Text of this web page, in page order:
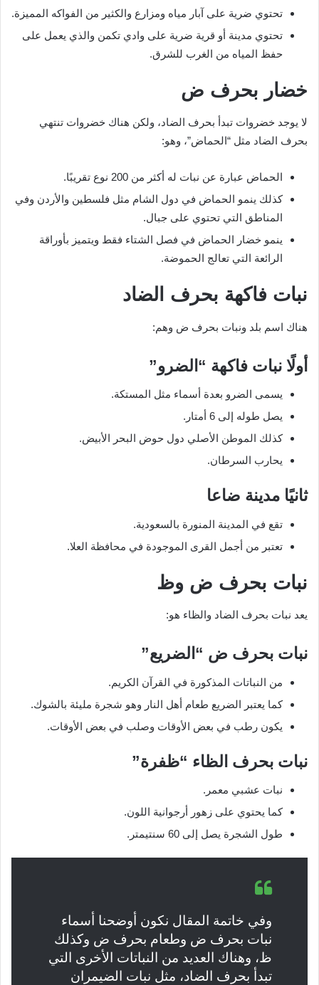
تحتوي ضرية على آبار مياه ومزارع والكثير من الفواكه المميزة.
تحتوي مدينة أو قرية ضرية على وادي تكمن والذي يعمل على
حفظ المياه من الغرب للشرق.
خضار بحرف ض
لا يوجد خضروات تبدأ بحرف الضاد، ولكن هناك خضروات تنتهي
بحرف الضاد مثل “الحماض”، وهو:
الحماض عبارة عن نبات له أكثر من 200 نوع تقريبًا.
كذلك ينمو الحماض في دول الشام مثل فلسطين والأردن وفي
المناطق التي تحتوي على جبال.
ينمو خضار الحماض في فصل الشتاء فقط ويتميز بأوراقة
الرائعة التي تعالج الحموضة.
نبات فاكهة بحرف الضاد
هناك اسم بلد ونبات بحرف ض وهم:
أولًا نبات فاكهة “الضرو”
يسمى الضرو بعدة أسماء مثل المستكة.
يصل طوله إلى 6 أمتار.
كذلك الموطن الأصلي دول حوض البحر الأبيض.
يحارب السرطان.
ثانيًا مدينة ضاعا
تقع في المدينة المنورة بالسعودية.
تعتبر من أجمل القرى الموجودة في محافظة العلا.
نبات بحرف ض وظ
يعد نبات بحرف الضاد والظاء هو:
نبات بحرف ض “الضريع”
من النباتات المذكورة في القرآن الكريم.
كما يعتبر الضريع طعام أهل النار وهو شجرة مليئة بالشوك.
يكون رطب في بعض الأوقات وصلب في بعض الأوقات.
نبات بحرف الظاء “ظفرة”
نبات عشبي معمر.
كما يحتوي على زهور أرجوانية اللون.
طول الشجرة يصل إلى 60 سنتيمتر.
وفي خاتمة المقال نكون أوضحنا أسماء
نبات بحرف ض وطعام بحرف ض وكذلك
ظ، وهناك العديد من النباتات الأخرى التي
تبدأ بحرف الضاد، مثل نبات الضيمران